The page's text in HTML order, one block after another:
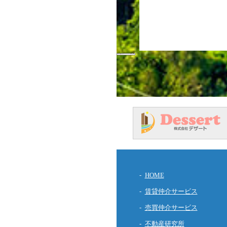
HOME
賃貸仲介サービス
売買仲介サービス
不動産研究所